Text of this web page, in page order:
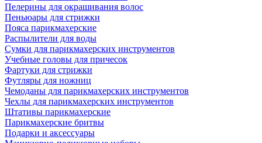
Пелерины для окрашивания волос
Пеньюары для стрижки
Пояса парикмахерские
Распылители для воды
Сумки для парикмахерских инструментов
Учебные головы для причесок
Фартуки для стрижки
Футляры для ножниц
Чемоданы для парикмахерских инструментов
Чехлы для парикмахерских инструментов
Штативы парикмахерские
Парикмахерские бритвы
Подарки и аксессуары